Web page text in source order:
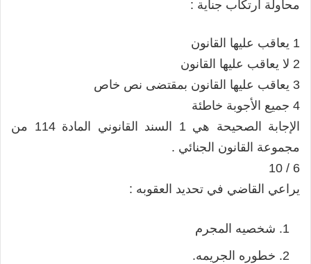
محاولة ارتكاب جناية :
1 يعاقب عليها القانون
2 لا يعاقب عليها القانون
3 يعاقب عليها القانون بمقتضى نص خاص
4 جميع الأجوبة خاطئة
الإجابة الصحيحة هي 1 السند القانوني المادة 114 من
مجموعة القانون الجنائي .
6 / 10
يراعي القاضي في تحديد العقوبه :
شخصيه المجرم
خطوره الجريمه.